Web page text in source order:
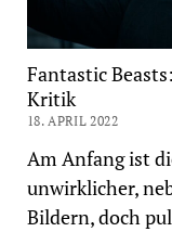
Fantastic
Kritik
18. APRIL 2022
Am Anfang ist
unwirklicher,
Bildern, doch